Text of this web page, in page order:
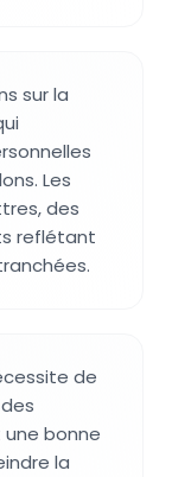
sur la
Les
des
reflétant
de
bonne
la